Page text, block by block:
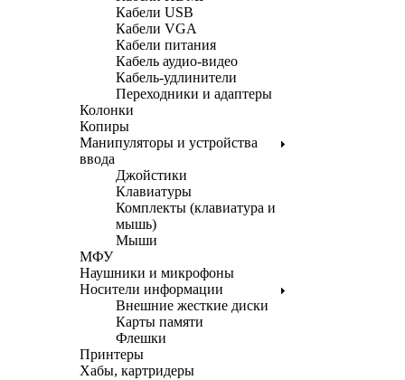
Кабели USB
Кабели VGA
Кабели питания
Кабель аудио-видео
Кабель-удлинители
Переходники и адаптеры
Колонки
Копиры
Манипуляторы и устройства
ввода
Джойстики
Клавиатуры
Комплекты (клавиатура и
мышь)
Мыши
МФУ
Наушники и микрофоны
Носители информации
Внешние жесткие диски
Карты памяти
Флешки
Принтеры
Хабы, картридеры